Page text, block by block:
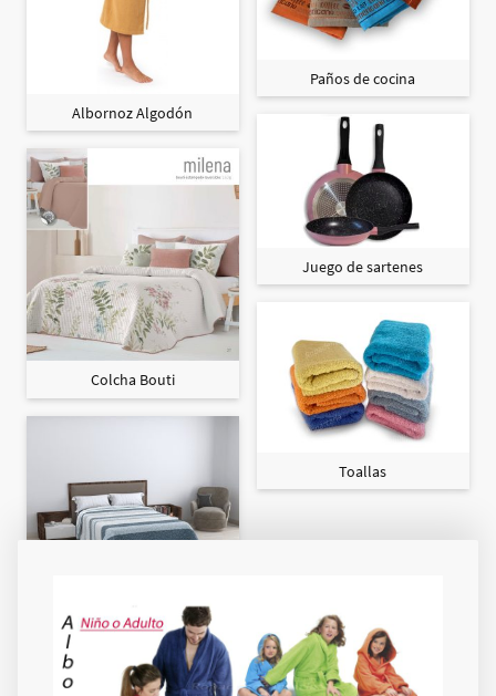
Albornoz Algodón
Colcha Bouti
Colcha Maxi
Paños de cocina
Juego de sartenes
Toallas